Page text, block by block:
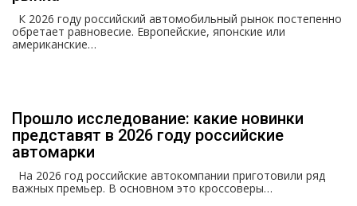
К 2026 году российский автомобильный рынок постепенно
обретает равновесие. Европейские, японские или
американские…
Прошло исследование: какие новинки
представят в 2026 году российские
автомарки
На 2026 год российские автокомпании приготовили ряд
важных премьер. В основном это кроссоверы…